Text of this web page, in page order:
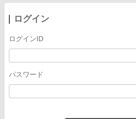
ログイン
ログインID
パスワード